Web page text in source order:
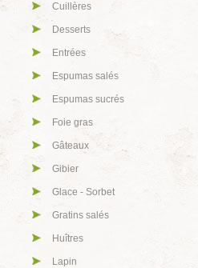
Cuillères
Desserts
Entrées
Espumas salés
Espumas sucrés
Foie gras
Gâteaux
Gibier
Glace - Sorbet
Gratins salés
Huîtres
Lapin